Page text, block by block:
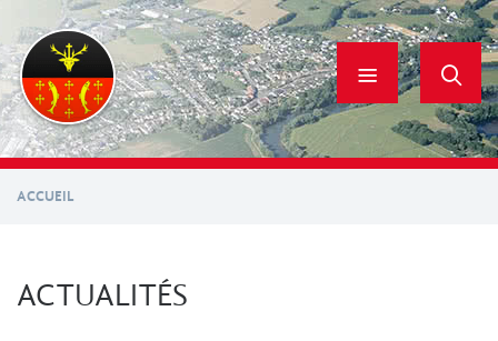
contenu
principal
ACCUEIL
ACTUALITÉS